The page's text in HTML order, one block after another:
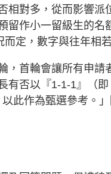
相對多，從而影響
留作小一留級生的名
定，數字與往年相若
，首輪會讓所有申請
否以『1-1-1』（即
此作為甄選參考。